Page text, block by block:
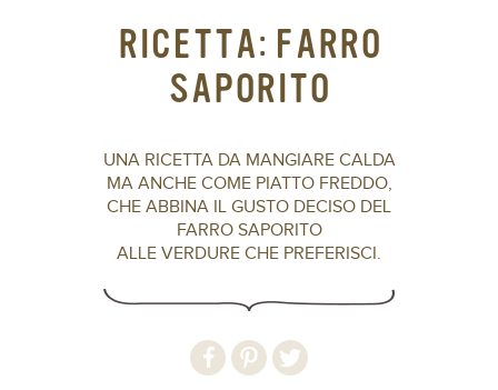
RICETTA: FARRO
SAPORITO
UNA RICETTA DA MANGIARE CALDA
MA ANCHE COME PIATTO FREDDO,
CHE ABBINA IL GUSTO DECISO DEL
FARRO SAPORITO
ALLE VERDURE CHE PREFERISCI.